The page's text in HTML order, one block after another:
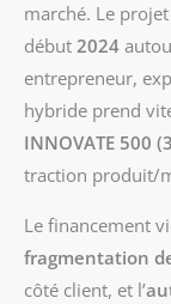
marché. Le
début 2024
entrepreneur,
hybride prend
INNOVATE 500
traction produit/
Le financement
fragmentation
côté client, et l’